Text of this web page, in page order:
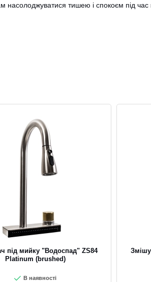
тишею і спокоєм під час
під мийку "Водоспад" ZS84
Platinum (brushed)
В наявності